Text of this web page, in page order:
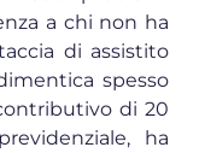
a chi non ha
di assistito
spesso
di 20
ha